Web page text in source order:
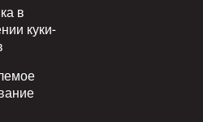
в
куки-